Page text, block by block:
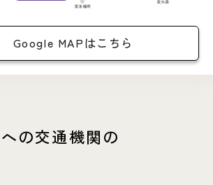
Google MAPはこちら
の交通機関の